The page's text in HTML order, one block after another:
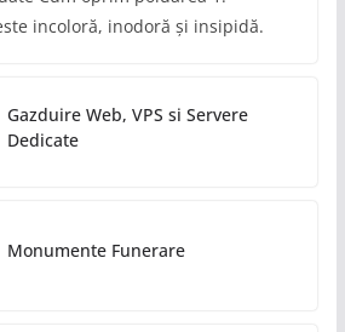
incoloră, inodoră și insipidă.
Gazduire Web, VPS si Servere
Dedicate
Monumente Funerare